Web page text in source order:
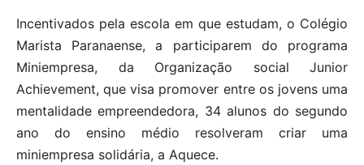
Incentivados pela escola em que estudam, o Colégio
Marista Paranaense, a participarem do programa
Miniempresa, da Organização social Junior
Achievement, que visa promover entre os jovens uma
mentalidade empreendedora, 34 alunos do segundo
ano do ensino médio resolveram criar uma
miniempresa solidária, a Aquece.